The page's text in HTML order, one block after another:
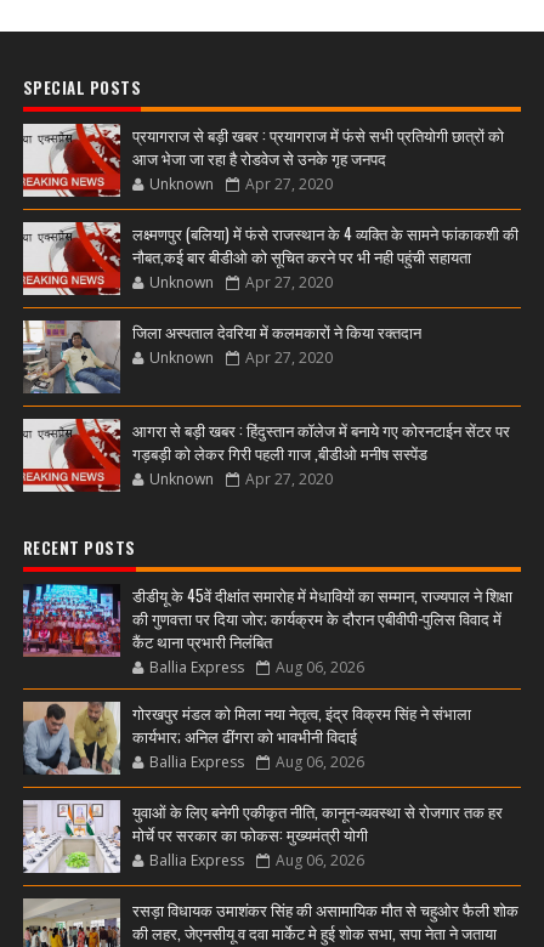
SPECIAL POSTS
प्रयागराज से बड़ी खबर : प्रयागराज में फंसे सभी प्रतियोगी छात्रों को
आज भेजा जा रहा है रोडवेज से उनके गृह जनपद
Unknown Apr 27, 2020
लक्ष्मणपुर (बलिया) में फंसे राजस्थान के 4 व्यक्ति के सामने फांकाकशी की
नौबत,कई बार बीडीओ को सूचित करने पर भी नही पहुंची सहायता
Unknown Apr 27, 2020
जिला अस्पताल देवरिया में कलमकारों ने किया रक्तदान
Unknown Apr 27, 2020
आगरा से बड़ी खबर : हिंदुस्तान कॉलेज में बनाये गए कोरनटाईन सेंटर पर
गड़बड़ी को लेकर गिरी पहली गाज ,बीडीओ मनीष सस्पेंड
Unknown Apr 27, 2020
RECENT POSTS
डीडीयू के 45वें दीक्षांत समारोह में मेधावियों का सम्मान, राज्यपाल ने शिक्षा
की गुणवत्ता पर दिया जोर; कार्यक्रम के दौरान एबीवीपी-पुलिस विवाद में
कैंट थाना प्रभारी निलंबित
Ballia Express Aug 06, 2026
गोरखपुर मंडल को मिला नया नेतृत्व, इंद्र विक्रम सिंह ने संभाला
कार्यभार; अनिल ढींगरा को भावभीनी विदाई
Ballia Express Aug 06, 2026
युवाओं के लिए बनेगी एकीकृत नीति, कानून-व्यवस्था से रोजगार तक हर
मोर्चे पर सरकार का फोकस: मुख्यमंत्री योगी
Ballia Express Aug 06, 2026
रसड़ा विधायक उमाशंकर सिंह की असामायिक मौत से चहुओर फैली शोक
की लहर, जेएनसीयू व दवा मार्केट मे हुई शोक सभा, सपा नेता ने जताया